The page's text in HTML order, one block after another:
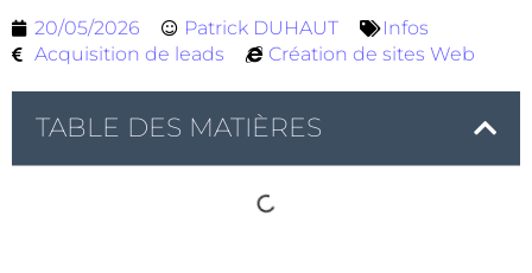
20/05/2026 Patrick DUHAUT
Infos
Acquisition de leads
Création de sites Web
TABLE DES MATIÈRES